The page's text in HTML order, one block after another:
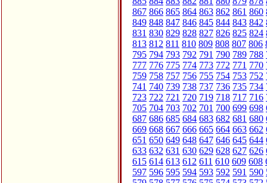
867 866 865 864 863 862 861 860
849 848 847 846 845 844 843 842
831 830 829 828 827 826 825 824
813 812 811 810 809 808 807 806
795 794 793 792 791 790 789 788
777 776 775 774 773 772 771 770
759 758 757 756 755 754 753 752
741 740 739 738 737 736 735 734
723 722 721 720 719 718 717 716
705 704 703 702 701 700 699 698
687 686 685 684 683 682 681 680
669 668 667 666 665 664 663 662
651 650 649 648 647 646 645 644
633 632 631 630 629 628 627 626
615 614 613 612 611 610 609 608
597 596 595 594 593 592 591 590